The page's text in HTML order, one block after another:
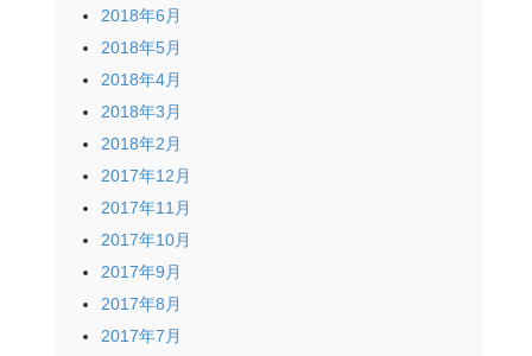
2018年6月
2018年5月
2018年4月
2018年3月
2018年2月
2017年12月
2017年11月
2017年10月
2017年9月
2017年8月
2017年7月